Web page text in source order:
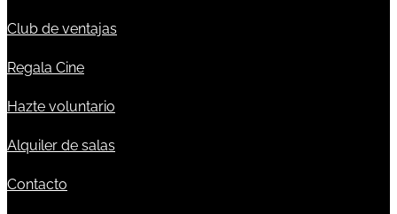
Club de ventajas
Regala Cine
Hazte voluntario
Alquiler de salas
Contacto